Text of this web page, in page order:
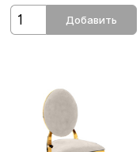
Добавить